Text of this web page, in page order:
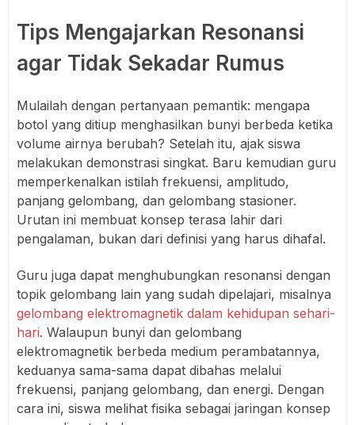
Tips Mengajarkan Resonansi
agar Tidak Sekadar Rumus
Mulailah dengan pertanyaan pemantik: mengapa
botol yang ditiup menghasilkan bunyi berbeda ketika
volume airnya berubah? Setelah itu, ajak siswa
melakukan demonstrasi singkat. Baru kemudian guru
memperkenalkan istilah frekuensi, amplitudo,
panjang gelombang, dan gelombang stasioner.
Urutan ini membuat konsep terasa lahir dari
pengalaman, bukan dari definisi yang harus dihafal.
Guru juga dapat menghubungkan resonansi dengan
topik gelombang lain yang sudah dipelajari, misalnya
gelombang elektromagnetik dalam kehidupan sehari-
hari. Walaupun bunyi dan gelombang
elektromagnetik berbeda medium perambatannya,
keduanya sama-sama dapat dibahas melalui
frekuensi, panjang gelombang, dan energi. Dengan
cara ini, siswa melihat fisika sebagai jaringan konsep